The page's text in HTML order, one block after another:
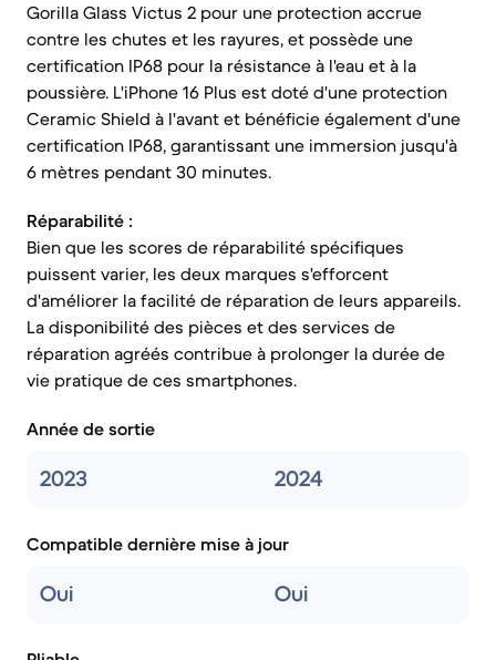
Gorilla Glass Victus 2 pour une protection accrue
contre les chutes et les rayures, et possède une
certification IP68 pour la résistance à l'eau et à la
poussière. L'iPhone 16 Plus est doté d'une protection
Ceramic Shield à l'avant et bénéficie également d'une
certification IP68, garantissant une immersion jusqu'à
6 mètres pendant 30 minutes.
Réparabilité :
Bien que les scores de réparabilité spécifiques
puissent varier, les deux marques s'efforcent
d'améliorer la facilité de réparation de leurs appareils.
La disponibilité des pièces et des services de
réparation agréés contribue à prolonger la durée de
vie pratique de ces smartphones.
Année de sortie
2023 2024
Compatible dernière mise à jour
Oui Oui